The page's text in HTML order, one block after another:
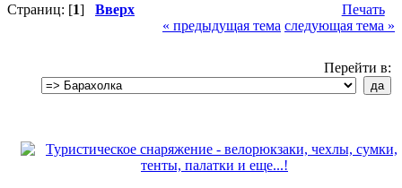
Страниц: [1] Вверх
Печать
« предыдущая тема следующая тема »
Перейти в: